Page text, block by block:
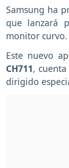
Samsung ha
que lanzará
monitor curvo.
Este nuevo
CH711,
dirigido